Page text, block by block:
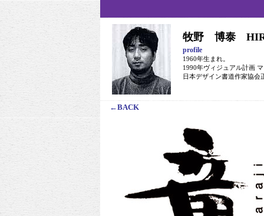
牧野 博泰
profile
1960年生まれ。
1990年ヴィジュアル計画
日本デザイン書道作家協会
←BACK